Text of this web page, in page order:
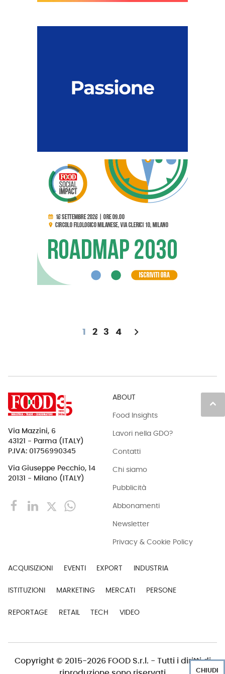
1 2 3 4 chevron_right
keyboard_arrow_up
Via Mazzini, 6
43121 - Parma (ITALY)
P.IVA: 01756990345
Via Giuseppe Pecchio, 14
20131 - Milano (ITALY)
ABOUT
Food Insights
Lavori nella GDO?
Contatti
Chi siamo
Pubblicità
Abbonamenti
Newsletter
Privacy & Cookie Policy
ACQUISIZIONI EVENTI EXPORT INDUSTRIA
ISTITUZIONI MARKETING MERCATI PERSONE
REPORTAGE RETAIL TECH VIDEO
Copyright © 2015-2026 FOOD S.r.l. - Tutti i diritti di
CHIUDI